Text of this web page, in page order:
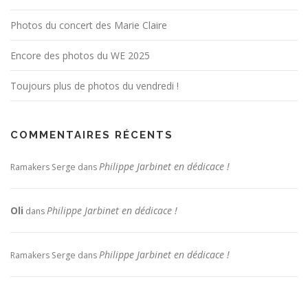
Photos du concert des Marie Claire
Encore des photos du WE 2025
Toujours plus de photos du vendredi !
COMMENTAIRES RÉCENTS
Ramakers Serge dansPhilippe Jarbinet en dédicace !
Oli dansPhilippe Jarbinet en dédicace !
Ramakers Serge dansPhilippe Jarbinet en dédicace !